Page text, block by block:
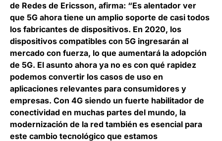
de Redes de Ericsson, afirma: “Es alentador ver
que 5G ahora tiene un amplio soporte de casi todos
los fabricantes de dispositivos. En 2020, los
dispositivos compatibles con 5G ingresarán al
mercado con fuerza, lo que aumentará la adopción
de 5G. El asunto ahora ya no es con qué rapidez
podemos convertir los casos de uso en
aplicaciones relevantes para consumidores y
empresas. Con 4G siendo un fuerte habilitador de
conectividad en muchas partes del mundo, la
modernización de la red también es esencial para
este cambio tecnológico que estamos